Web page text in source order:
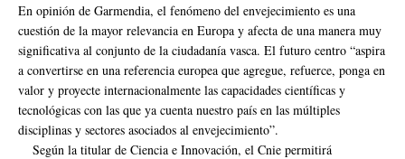
En opinión de Garmendia, el fenómeno del envejecimiento es una
cuestión de la mayor relevancia en Europa y afecta de una manera muy
significativa al conjunto de la ciudadanía vasca. El futuro centro “aspira
a convertirse en una referencia europea que agregue, refuerce, ponga en
valor y proyecte internacionalmente las capacidades científicas y
tecnológicas con las que ya cuenta nuestro país en las múltiples
disciplinas y sectores asociados al envejecimiento”.
Según la titular de Ciencia e Innovación, el Cnie permitirá